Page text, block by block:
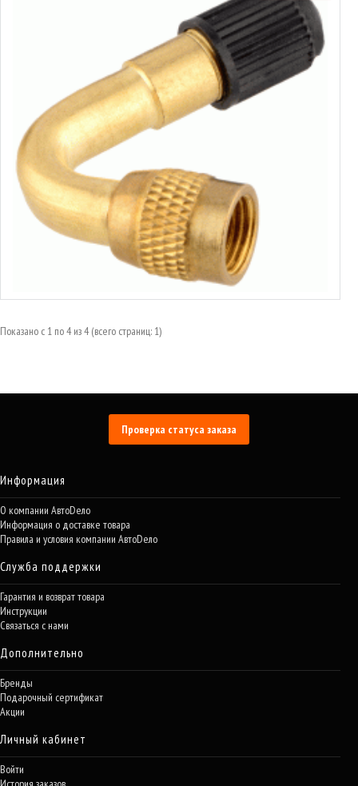
Удлинитель ниппеля угловой
от 1.75€ до 2.32€
Выбрать варианты
Показано с 1 по 4 из 4 (всего страниц: 1)
Проверка статуса заказа
Информация
О компании АвтоDело
Информация о доставке товара
Правила и условия компании АвтоDело
Служба поддержки
Гарантия и возврат товара
Инструкции
Связаться с нами
Дополнительно
Бренды
Подарочный сертификат
Акции
Личный кабинет
Войти